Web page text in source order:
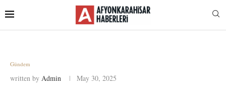
Gündem
written by Admin May 30, 2025